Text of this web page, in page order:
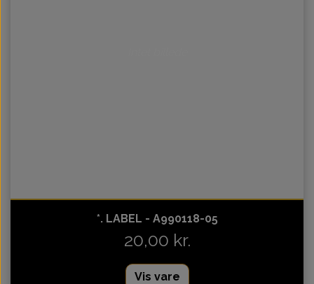
*. LABEL - A990118-05
20,00 kr.
Vis vare